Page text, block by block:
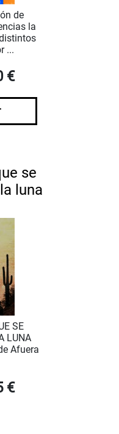
de
la
...
€
se
luna
SE
LUNA
Afuera
€